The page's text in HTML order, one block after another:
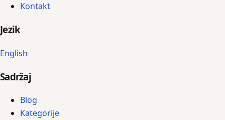
Kontakt
Jezik
English
Sadržaj
Blog
Kategorije